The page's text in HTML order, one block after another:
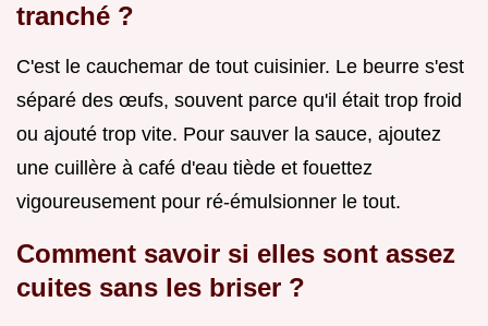
tranché ?
C'est le cauchemar de tout cuisinier. Le beurre s'est
séparé des œufs, souvent parce qu'il était trop froid
ou ajouté trop vite. Pour sauver la sauce, ajoutez
une cuillère à café d'eau tiède et fouettez
vigoureusement pour ré-émulsionner le tout.
Comment savoir si elles sont assez
cuites sans les briser ?